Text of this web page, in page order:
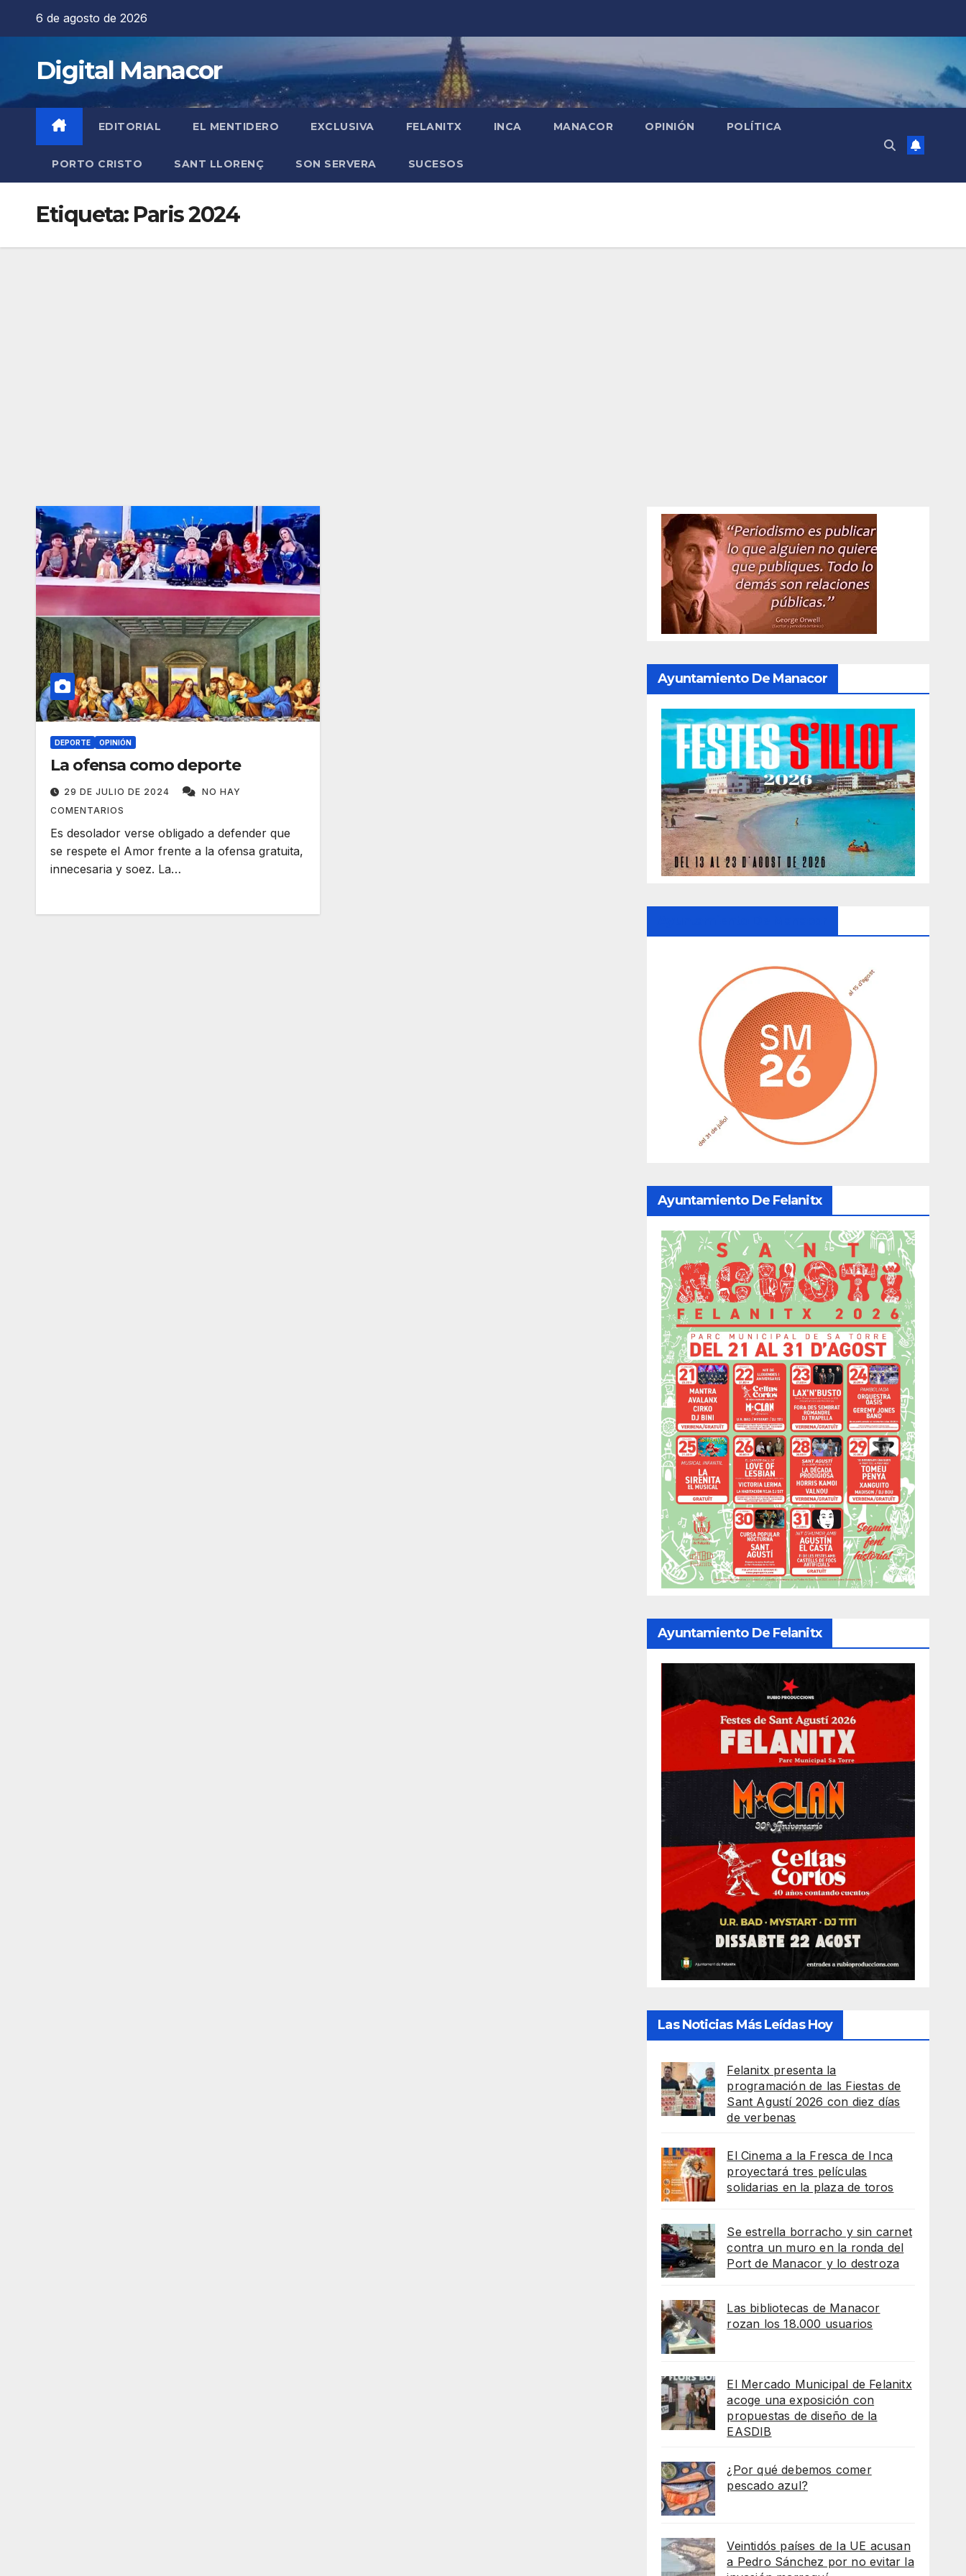
6 de agosto de 2026
Digital Manacor
EDITORIAL EL MENTIDERO EXCLUSIVA FELANITX INCA MANACOR OPINIÓN POLÍTICA
PORTO CRISTO SANT LLORENÇ SON SERVERA SUCESOS
Etiqueta: Paris 2024
DEPORTE OPINIÓN
La ofensa como deporte
29 DE JULIO DE 2024
NO HAY
COMENTARIOS
Es desolador verse obligado a defender que
se respete el Amor frente a la ofensa gratuita,
innecesaria y soez. La…
Ayuntamiento De Manacor
Ayuntamiento De Felanitx
Ayuntamiento De Felanitx
Las Noticias Más Leídas Hoy
Felanitx presenta la
programación de las Fiestas de
Sant Agustí 2026 con diez días
de verbenas
El Cinema a la Fresca de Inca
proyectará tres películas
solidarias en la plaza de toros
Se estrella borracho y sin carnet
contra un muro en la ronda del
Port de Manacor y lo destroza
Las bibliotecas de Manacor
rozan los 18.000 usuarios
El Mercado Municipal de Felanitx
acoge una exposición con
propuestas de diseño de la
EASDIB
¿Por qué debemos comer
pescado azul?
Veintidós países de la UE acusan
a Pedro Sánchez por no evitar la